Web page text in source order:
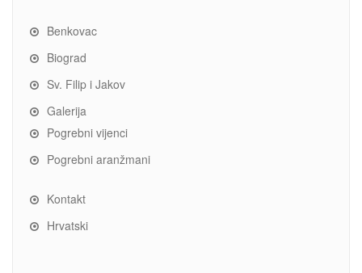
Benkovac
Biograd
Sv. Filip i Jakov
Galerija
Pogrebni vijenci
Pogrebni aranžmani
Kontakt
Hrvatski